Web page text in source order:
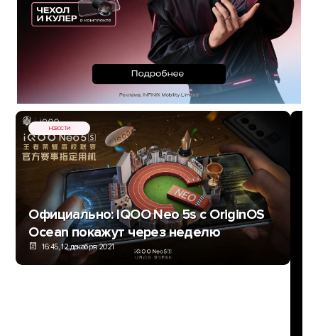
НОВОСТИ
Официально: IQOO Neo 5s с OriginOS
Ocean покажут через неделю
16:45, 12 декабря 2021